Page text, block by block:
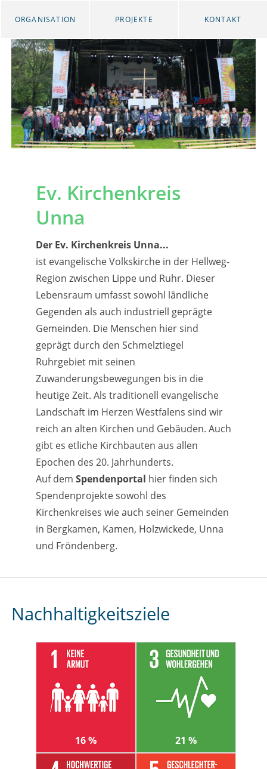
ORGANISATION PROJEKTE KONTAKT
Ev. Kirchenkreis
Unna
Der Ev. Kirchenkreis Unna...
ist evangelische Volkskirche in der Hellweg-
Region zwischen Lippe und Ruhr. Dieser
Lebensraum umfasst sowohl ländliche
Gegenden als auch industriell geprägte
Gemeinden. Die Menschen hier sind
geprägt durch den Schmelztiegel
Ruhrgebiet mit seinen
Zuwanderungsbewegungen bis in die
heutige Zeit. Als traditionell evangelische
Landschaft im Herzen Westfalens sind wir
reich an alten Kirchen und Gebäuden. Auch
gibt es etliche Kirchbauten aus allen
Epochen des 20. Jahrhunderts.
Auf dem Spendenportal hier finden sich
Spendenprojekte sowohl des
Kirchenkreises wie auch seiner Gemeinden
in Bergkamen, Kamen, Holzwickede, Unna
und Fröndenberg.
Nachhaltigkeitsziele
16 % 21 %